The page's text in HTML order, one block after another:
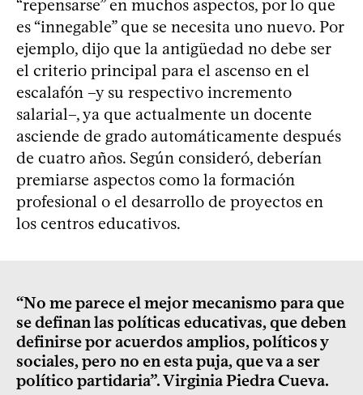
“repensarse” en muchos aspectos, por lo que
es “innegable” que se necesita uno nuevo. Por
ejemplo, dijo que la antigüedad no debe ser
el criterio principal para el ascenso en el
escalafón –y su respectivo incremento
salarial–, ya que actualmente un docente
asciende de grado automáticamente después
de cuatro años. Según consideró, deberían
premiarse aspectos como la formación
profesional o el desarrollo de proyectos en
los centros educativos.
“No me parece el mejor mecanismo para que
se definan las políticas educativas, que deben
definirse por acuerdos amplios, políticos y
sociales, pero no en esta puja, que va a ser
político partidaria”. Virginia Piedra Cueva.